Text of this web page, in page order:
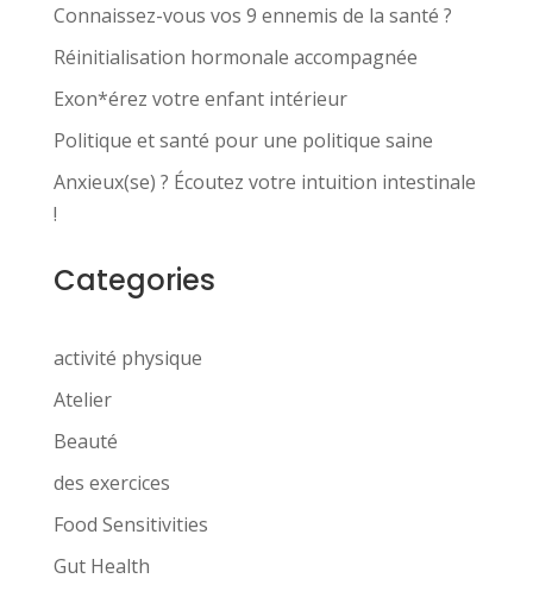
Connaissez-vous vos 9 ennemis de la santé ?
Réinitialisation hormonale accompagnée
Exon*érez votre enfant intérieur
Politique et santé pour une politique saine
Anxieux(se) ? Écoutez votre intuition intestinale
!
Categories
activité physique
Atelier
Beauté
des exercices
Food Sensitivities
Gut Health